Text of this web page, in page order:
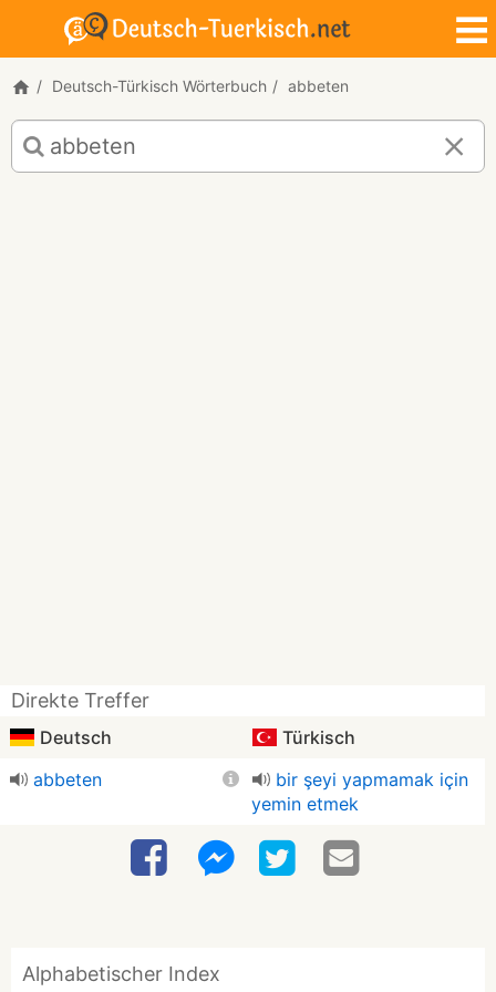
Deutsch-Türkisch Wörterbuch abbeten
Deutsch-
Türkisch
Übersetzung
Direkte Treffer
Deutsch
Türkisch
abbeten
bir şeyi yapmamak için
yemin etmek
Alphabetischer Index